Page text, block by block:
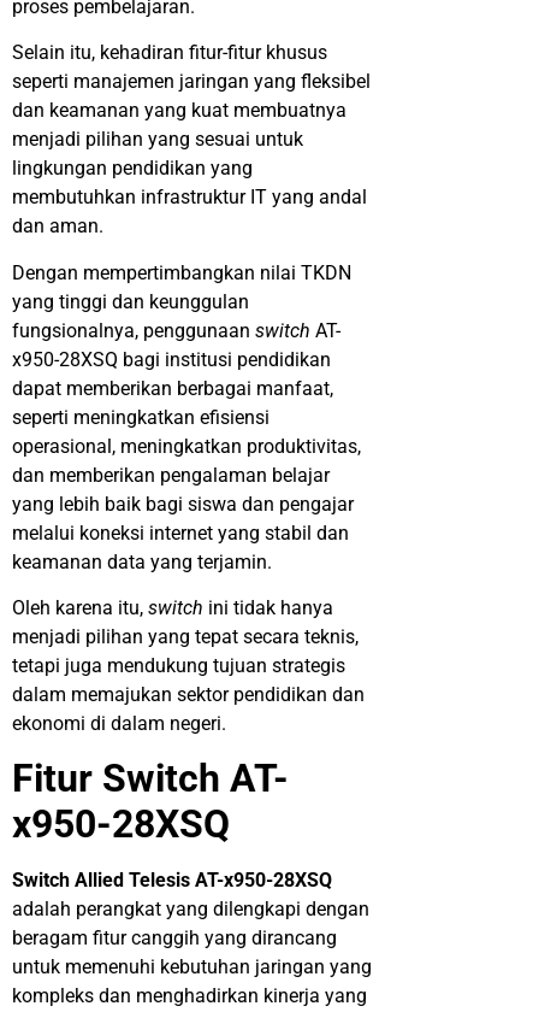
proses pembelajaran.
Selain itu, kehadiran fitur-fitur khusus
seperti manajemen jaringan yang fleksibel
dan keamanan yang kuat membuatnya
menjadi pilihan yang sesuai untuk
lingkungan pendidikan yang
membutuhkan infrastruktur IT yang andal
dan aman.
Dengan mempertimbangkan nilai TKDN
yang tinggi dan keunggulan
fungsionalnya, penggunaan switch AT-
x950-28XSQ bagi institusi pendidikan
dapat memberikan berbagai manfaat,
seperti meningkatkan efisiensi
operasional, meningkatkan produktivitas,
dan memberikan pengalaman belajar
yang lebih baik bagi siswa dan pengajar
melalui koneksi internet yang stabil dan
keamanan data yang terjamin.
Oleh karena itu, switch ini tidak hanya
menjadi pilihan yang tepat secara teknis,
tetapi juga mendukung tujuan strategis
dalam memajukan sektor pendidikan dan
ekonomi di dalam negeri.
Fitur Switch AT-
x950-28XSQ
Switch Allied Telesis AT-x950-28XSQ
adalah perangkat yang dilengkapi dengan
beragam fitur canggih yang dirancang
untuk memenuhi kebutuhan jaringan yang
kompleks dan menghadirkan kinerja yang